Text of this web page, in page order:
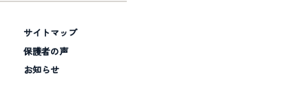
サイトマップ
保護者の声
お知らせ